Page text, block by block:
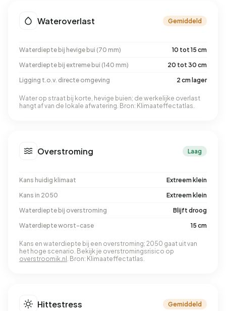
Wateroverlast Gemiddeld
Waterdiepte bij hevige bui (70 mm)
10 tot 15 cm
Waterdiepte bij extreme bui (140 mm)
20 tot 30 cm
Ligging t.o.v. directe omgeving
2 cm lager
Water op straat bij korte, hevige buien; de werkelijke overlast
hangt af van de lokale afwatering. Bron: Klimaateffectatlas.
Overstroming Laag
Kans huidig klimaat
Extreem klein
Kans in 2050
Extreem klein
Waterdiepte bij overstroming
Blijft droog
Waterdiepte worst-case
15 cm
Kans en waterdiepte bij een overstroming; 2050 gaat uit van
het hoge scenario. Bekijk je overstromingsrisico op
overstroomik.nl . Bron: Klimaateffectatlas.
Hittestress Gemiddeld